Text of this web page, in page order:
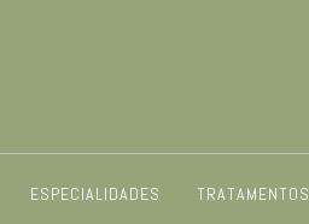
ESPECIALIDADES TRATAMENTOS